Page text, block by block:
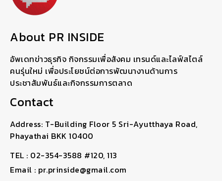
About PR INSIDE
อัพเดทข่าวธุรกิจ กิจกรรมเพื่อสังคม เทรนด์และไลฟ์สไตล์
คนรุ่นใหม่ เพื่อประโยชน์ต่อการพัฒนางานด้านการ
ประชาสัมพันธ์และกิจกรรมการตลาด
Contact
Address: T-Building Floor 5 Sri-Ayutthaya Road,
Phayathai BKK 10400
TEL : 02-354-3588 #120, 113
Email : pr.prinside@gmail.com